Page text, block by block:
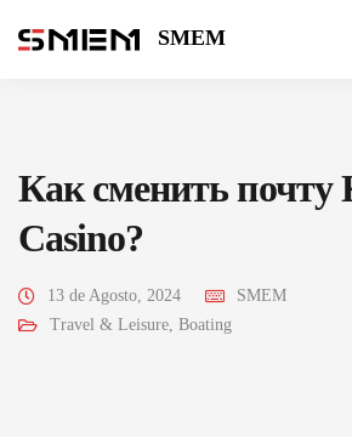
SMEM
Как сменить почту
Casino?
13 de Agosto, 2024
SMEM
Travel & Leisure, Boating